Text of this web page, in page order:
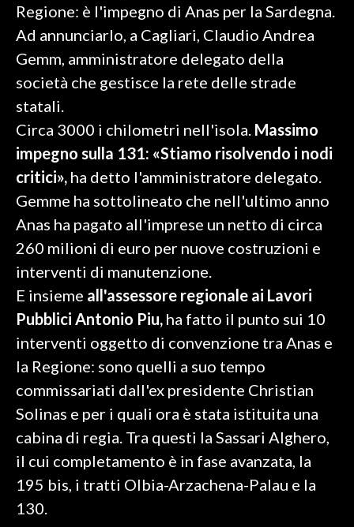
ALTRI SPORT
CULTURA
GOSSIP
SALUTE
SARDI NEL MONDO
NOTIZIE
EVENTI
#CARAUNIONE
3 MINUTI CON
INSULARITÀ
Regione: è l'impegno di Anas per la Sardegna.
Ad annunciarlo, a Cagliari, Claudio Andrea
Gemm, amministratore delegato della
società che gestisce la rete delle strade
statali.
Circa 3000 i chilometri nell'isola. Massimo
impegno sulla 131: «Stiamo risolvendo i nodi
critici», ha detto l'amministratore delegato.
Gemme ha sottolineato che nell'ultimo anno
Anas ha pagato all'imprese un netto di circa
260 milioni di euro per nuove costruzioni e
interventi di manutenzione.
E insieme all'assessore regionale ai Lavori
Pubblici Antonio Piu, ha fatto il punto sui 10
interventi oggetto di convenzione tra Anas e
la Regione: sono quelli a suo tempo
commissariati dall'ex presidente Christian
Solinas e per i quali ora è stata istituita una
cabina di regia. Tra questi la Sassari Alghero,
il cui completamento è in fase avanzata, la
195 bis, i tratti Olbia-Arzachena-Palau e la
130.